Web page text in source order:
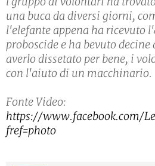
una buca da diversi giorni,
l'elefante appena ha ricevuto
proboscide e ha bevuto
averlo dissetato per bene, i
con l'aiuto di un macchinario.
Fonte Video:
https://www.facebook.com/
fref=photo